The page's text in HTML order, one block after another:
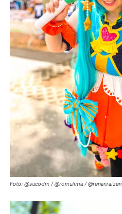
Foto: @sucodm / @romulima / @renanraizen